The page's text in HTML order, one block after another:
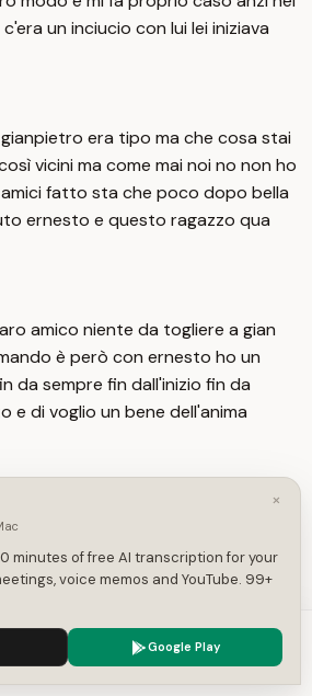
un inciucio con lui lei iniziava
era tipo ma che cosa stai
vicini ma come mai noi no non ho
amici fatto sta che poco dopo bella
ernesto e questo ragazzo qua
amico niente da togliere a gian
è però con ernesto ho un
da sempre fin dall'inizio fin da
e di voglio un bene dell'anima
ok questo ragazzo stava tanto
male per la sua rottura ma tanto
pensato giustamente di
minimamente nessun'altra
ok non ne aveva
di questa sarà niente sarà però
experience.
×
minutes of free AI transcription for your
voice memos and YouTube. 99+
Google Play